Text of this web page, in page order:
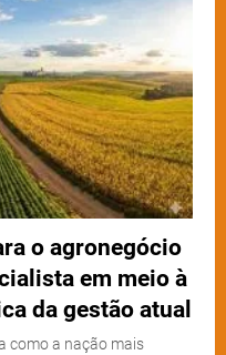
o agronegócio
em meio à
da gestão atual
como a nação mais